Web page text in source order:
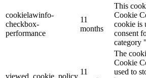
cookielawinfo-
checkbox-
performance
11
months
This
Cookie
cookie is
consent
category
11
The
Cookie
used to